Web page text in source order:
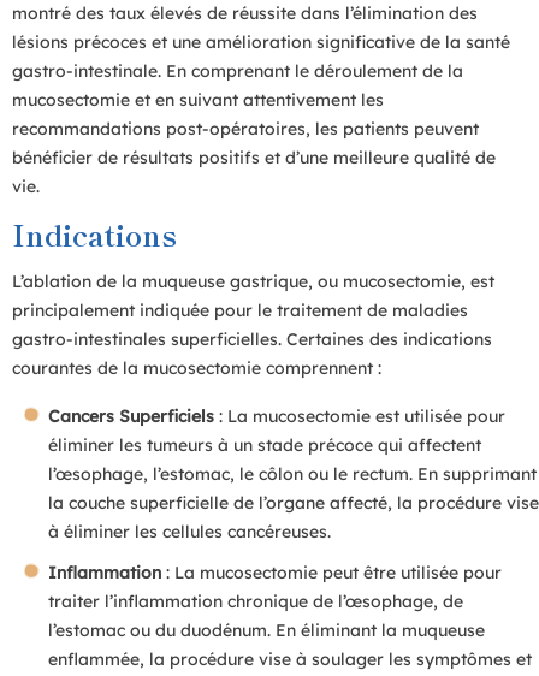
montré des taux élevés de réussite dans l’élimination des
lésions précoces et une amélioration significative de la santé
gastro-intestinale. En comprenant le déroulement de la
mucosectomie et en suivant attentivement les
recommandations post-opératoires, les patients peuvent
bénéficier de résultats positifs et d’une meilleure qualité de
vie.
Indications
L’ablation de la muqueuse gastrique, ou mucosectomie, est
principalement indiquée pour le traitement de maladies
gastro-intestinales superficielles. Certaines des indications
courantes de la mucosectomie comprennent :
Cancers Superficiels : La mucosectomie est utilisée pour
éliminer les tumeurs à un stade précoce qui affectent
l’œsophage, l’estomac, le côlon ou le rectum. En supprimant
la couche superficielle de l’organe affecté, la procédure vise
à éliminer les cellules cancéreuses.
Inflammation : La mucosectomie peut être utilisée pour
traiter l’inflammation chronique de l’œsophage, de
l’estomac ou du duodénum. En éliminant la muqueuse
enflammée, la procédure vise à soulager les symptômes et